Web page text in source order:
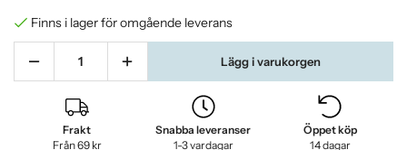
Finns i lager för omgående leverans
Lägg i varukorgen
Frakt
Från 69 kr
Snabba leveranser
1-3 vardagar
Öppet köp
14 dagar